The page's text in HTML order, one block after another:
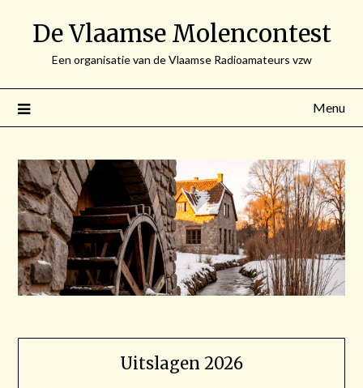
De Vlaamse Molencontest
Een organisatie van de Vlaamse Radioamateurs vzw
Menu
Uitslagen 2026